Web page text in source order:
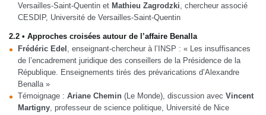
Versailles-Saint-Quentin et Mathieu Zagrodzki , chercheur associé
CESDIP, Université de Versailles-Saint-Quentin
2.2 • Approches croisées autour de l’affaire Benalla
Frédéric Edel
, enseignant-chercheur à l’INSP : « Les insuffisances
de l’encadrement juridique des conseillers de la Présidence de la
République. Enseignements tirés des prévarications d’Alexandre
Benalla »
Témoignage : Ariane Chemin (Le Monde), discussion avec Vincent
Martigny , professeur de science politique, Université de Nice